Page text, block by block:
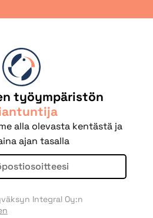
työympäristön
alla olevasta kentästä ja
ajan tasalla
Integral Oy:n